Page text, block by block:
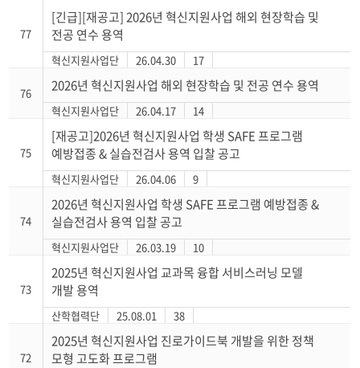
77
[긴급][재공고] 2026년 혁신지원사업 해외 현장학습 및
전공 연수 용역
혁신지원사업단 26.04.30 17
76 2026년 혁신지원사업 해외 현장학습 및 전공 연수 용역
혁신지원사업단 26.04.17 14
75
[재공고]2026년 혁신지원사업 학생 SAFE 프로그램
예방접종 & 실습전검사 용역 입찰 공고
혁신지원사업단 26.04.06 9
74
2026년 혁신지원사업 학생 SAFE 프로그램 예방접종 &
실습전검사 용역 입찰 공고
혁신지원사업단 26.03.19 10
73
2025년 혁신지원사업 교과목 융합 서비스러닝 모델
개발 용역
산학협력단 25.08.01 38
72
2025년 혁신지원사업 진로가이드북 개발을 위한 정책
모형 고도화 프로그램